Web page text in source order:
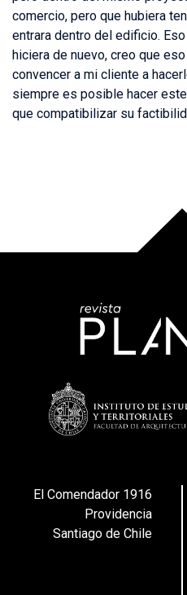
comercio, pero que hubiera
entrara dentro del edificio.
hiciera de nuevo, creo que
convencer a mi cliente a
siempre es posible hacer
que compatibilizar su
El Comendador 1916
Providencia
Santiago de Chile